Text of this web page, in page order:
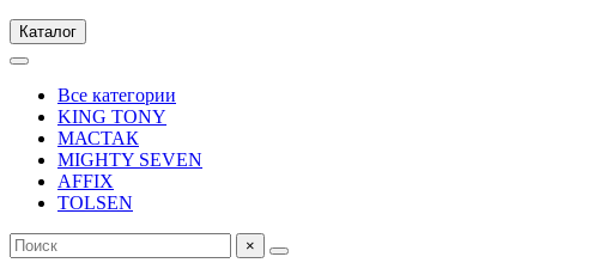
Каталог
Все категории
KING TONY
МАСТАК
MIGHTY SEVEN
AFFIX
TOLSEN
×